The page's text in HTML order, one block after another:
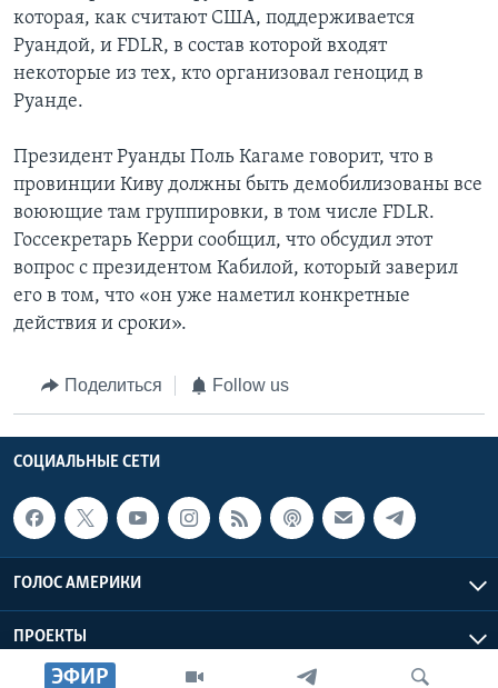
ЭФИР
которая, как считают США, поддерживается
Руандой, и FDLR, в состав которой входят
некоторые из тех, кто организовал геноцид в
Руанде.
Президент Руанды Поль Кагаме говорит, что в
провинции Киву должны быть демобилизованы все
воюющие там группировки, в том числе FDLR.
Госсекретарь Керри сообщил, что обсудил этот
вопрос с президентом Кабилой, который заверил
его в том, что «он уже наметил конкретные
действия и сроки».
Поделиться Follow us
СОЦИАЛЬНЫЕ СЕТИ
ГОЛОС АМЕРИКИ
ПРОЕКТЫ